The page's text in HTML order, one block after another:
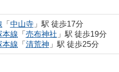
「 中山寺」駅 徒歩17分
本線 「 売布神社 」駅 徒歩19分
本線 「 清荒神 」駅 徒歩25分